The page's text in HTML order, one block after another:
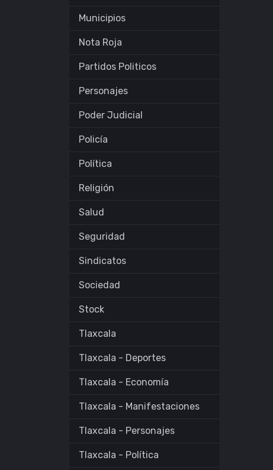
Municipios
Nota Roja
Partidos Politicos
Personajes
Poder Judicial
Policía
Política
Religión
Salud
Seguridad
Sindicatos
Sociedad
Stock
Tlaxcala
Tlaxcala - Deportes
Tlaxcala - Economía
Tlaxcala - Manifestaciones
Tlaxcala - Personajes
Tlaxcala - Política